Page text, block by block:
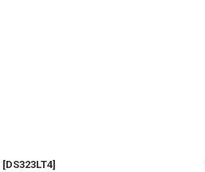
[DS323LT4]